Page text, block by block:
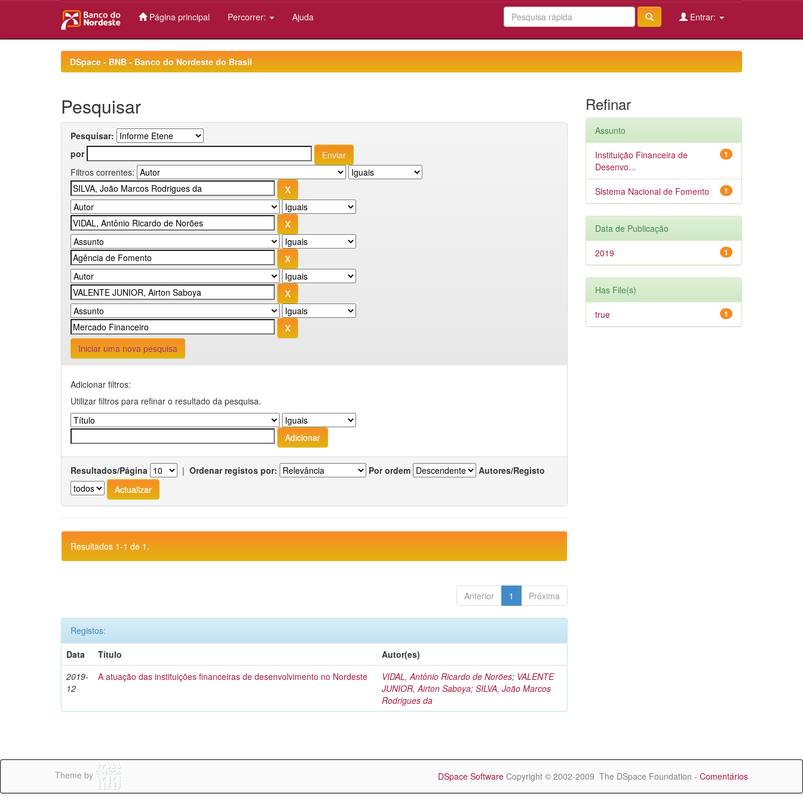
Página principal Percorrer: Ajuda Entrar:
DSpace - BNB - Banco do Nordeste do Brasil
Pesquisar
Pesquisar:
por
Filtros correntes:
Iniciar uma nova pesquisa
Adicionar filtros:
Utilizar filtros para refinar o resultado da pesquisa.
Resultados/Página | Ordenar registos por: Por ordem Autores/Registo
Resultados 1-1 de 1.
Anterior 1 Próxima
Registos:
Data
Título
Autor(es)
2019-
12
A atuação das instituições financeiras de desenvolvimento no Nordeste VIDAL, Antônio Ricardo de Norões; VALENTE
JUNIOR, Airton Saboya;SILVA, João Marcos
Rodrigues da
Refinar
Assunto
1
Instituição Financeira de
Desenvo...
1
Sistema Nacional de Fomento
Data de Publicação
1
2019
Has File(s)
1
true
Theme by DSpace Software Copyright © 2002-2009 The DSpace Foundation - Comentários